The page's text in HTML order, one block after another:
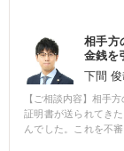
相手方
金銭を
下間
【ご相談内容】相手
証明書が送られてき
んでした。これを不